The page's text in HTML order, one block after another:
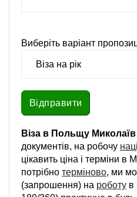
Виберіть варіант
Віза в Польщу Миколаїв
документів, на робочу
цікавить ціна і терміни в
потрібно терміново, ми
(запрошення) на роботу в